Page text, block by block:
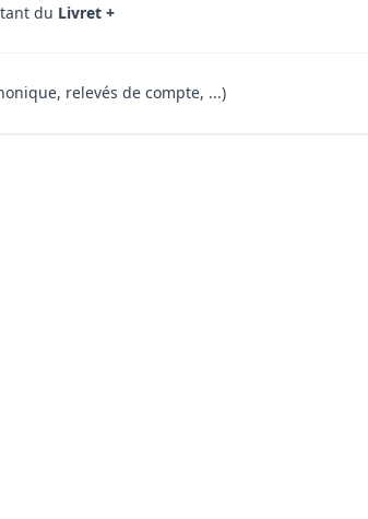
du Livret +
relevés de compte, ...)